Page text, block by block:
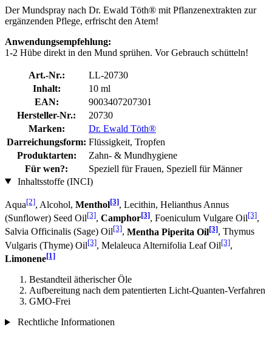
Der Mundspray nach Dr. Ewald Töth® mit Pflanzenextrakten zur
ergänzenden Pflege, erfrischt den Atem!
Anwendungsempfehlung:
1-2 Hübe direkt in den Mund sprühen. Vor Gebrauch schütteln!
Art.-Nr.:
LL-20730
Inhalt:
10 ml
EAN:
9003407207301
Hersteller-Nr.:
20730
Marken:
Dr. Ewald Töth®
Darreichungsform: Flüssigkeit, Tropfen
Produktarten:
Zahn- & Mundhygiene
Für wen?:
Speziell für Frauen, Speziell für Männer
Inhaltsstoffe (INCI)
Aqua[2], Alcohol, Menthol[3], Lecithin, Helianthus Annus
(Sunflower) Seed Oil[3], Camphor[3], Foeniculum Vulgare Oil[3],
Salvia Officinalis (Sage) Oil[3], Mentha Piperita Oil[3], Thymus
Vulgaris (Thyme) Oil[3], Melaleuca Alternifolia Leaf Oil[3],
Limonene[1]
Bestandteil ätherischer Öle
Aufbereitung nach dem patentierten Licht-Quanten-Verfahren
GMO-Frei
Rechtliche Informationen